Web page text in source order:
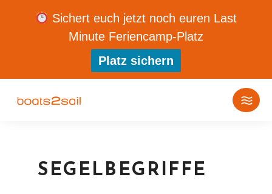
SEGELBEGRIFFE
Sichert euch jetzt noch euren Last
Minute Feriencamp-Platz
Platz sichern